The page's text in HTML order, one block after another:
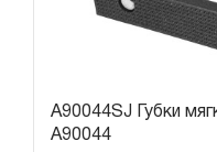
A90044SJ Губки
A90044